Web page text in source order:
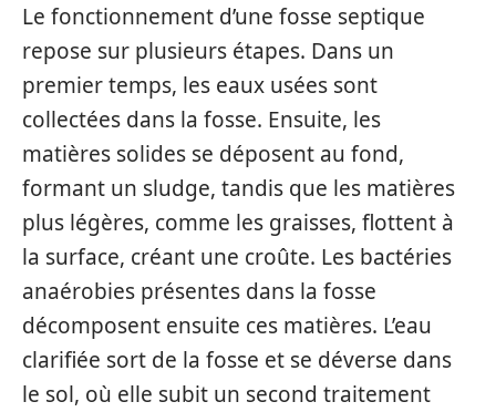
Le fonctionnement d’une fosse septique
repose sur plusieurs étapes. Dans un
premier temps, les eaux usées sont
collectées dans la fosse. Ensuite, les
matières solides se déposent au fond,
formant un sludge, tandis que les matières
plus légères, comme les graisses, flottent à
la surface, créant une croûte. Les bactéries
anaérobies présentes dans la fosse
décomposent ensuite ces matières. L’eau
clarifiée sort de la fosse et se déverse dans
le sol, où elle subit un second traitement